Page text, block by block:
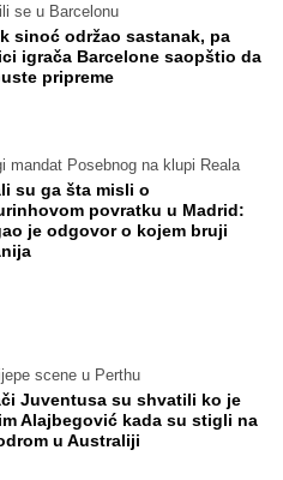
se u Barcelonu
sinoć održao sastanak, pa
igrača Barcelone saopštio da
pripreme
mandat Posebnog na klupi Reala
su ga šta misli o
povratku u Madrid:
je odgovor o kojem bruji
scene u Perthu
Juventusa su shvatili ko je
Alajbegović kada su stigli na
u Australiji